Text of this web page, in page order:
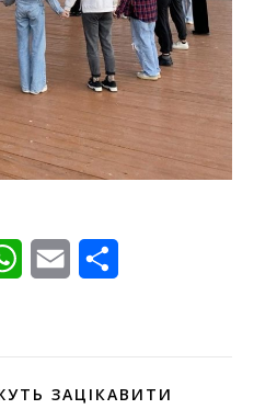
WhatsApp
Email
ЗАЦІКАВИТИ